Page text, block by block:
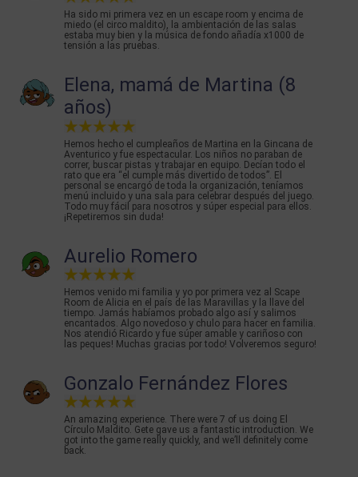
Ha sido mi primera vez en un escape room y encima de
miedo (el circo maldito), la ambientación de las salas
estaba muy bien y la música de fondo añadía x1000 de
tensión a las pruebas.
Elena, mamá de Martina (8
años)
Hemos hecho el cumpleaños de Martina en la Gincana de
Aventurico y fue espectacular. Los niños no paraban de
correr, buscar pistas y trabajar en equipo. Decían todo el
rato que era “el cumple más divertido de todos”. El
personal se encargó de toda la organización, teníamos
menú incluido y una sala para celebrar después del juego.
Todo muy fácil para nosotros y súper especial para ellos.
¡Repetiremos sin duda!
Aurelio Romero
Hemos venido mi familia y yo por primera vez al Scape
Room de Alicia en el país de las Maravillas y la llave del
tiempo. Jamás habíamos probado algo así y salimos
encantados. Algo novedoso y chulo para hacer en familia.
Nos atendió Ricardo y fue súper amable y cariñoso con
las peques! Muchas gracias por todo! Volveremos seguro!
Gonzalo Fernández Flores
An amazing experience. There were 7 of us doing El
Círculo Maldito. Gete gave us a fantastic introduction. We
got into the game really quickly, and we’ll definitely come
back.